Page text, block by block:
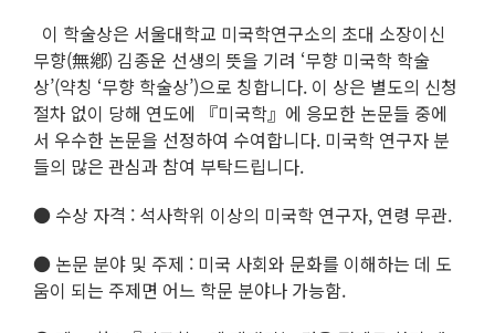
이 학술상은 서울대학교 미국학연구소의 초대 소장이신
무향(無鄕) 김종운 선생의 뜻을 기려 ‘무향 미국학 학술
상’(약칭 ‘무향 학술상’)으로 칭합니다. 이 상은 별도의 신청
절차 없이 당해 연도에 『미국학』에 응모한 논문들 중에
서 우수한 논문을 선정하여 수여합니다. 미국학 연구자 분
들의 많은 관심과 참여 부탁드립니다.
● 수상 자격 : 석사학위 이상의 미국학 연구자, 연령 무관.
● 논문 분야 및 주제 : 미국 사회와 문화를 이해하는 데 도
움이 되는 주제면 어느 학문 분야나 가능함.